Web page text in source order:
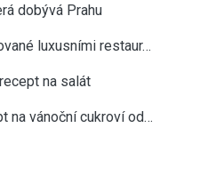
dobývá Prahu
luxusními restaur…
na salát
na vánoční cukroví od…